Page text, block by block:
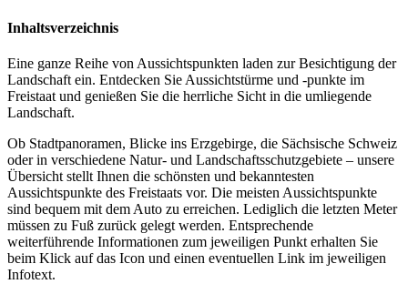
Inhaltsverzeichnis
Eine ganze Reihe von Aussichtspunkten laden zur Besichtigung der
Landschaft ein. Entdecken Sie Aussichtstürme und -punkte im
Freistaat und genießen Sie die herrliche Sicht in die umliegende
Landschaft.
Ob Stadtpanoramen, Blicke ins Erzgebirge, die Sächsische Schweiz
oder in verschiedene Natur- und Landschaftsschutzgebiete – unsere
Übersicht stellt Ihnen die schönsten und bekanntesten
Aussichtspunkte des Freistaats vor. Die meisten Aussichtspunkte
sind bequem mit dem Auto zu erreichen. Lediglich die letzten Meter
müssen zu Fuß zurück gelegt werden. Entsprechende
weiterführende Informationen zum jeweiligen Punkt erhalten Sie
beim Klick auf das Icon und einen eventuellen Link im jeweiligen
Infotext.